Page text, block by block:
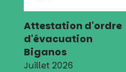
Attestation d'ordre
d'évacuation
Biganos
Juillet 2026